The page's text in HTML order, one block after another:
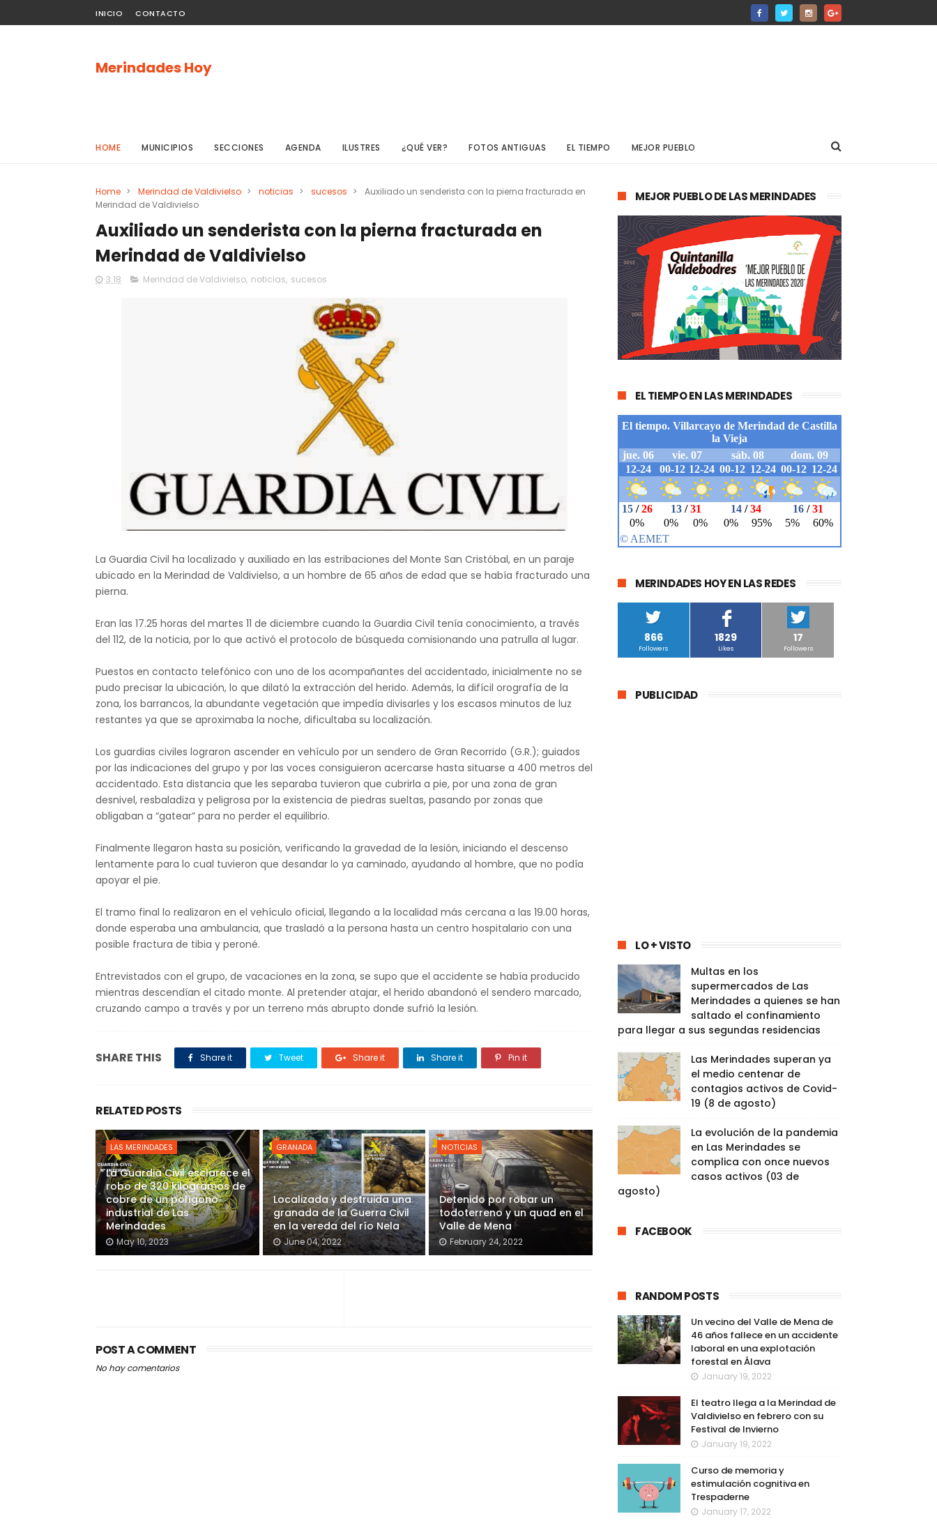
INICIO CONTACTO
Merindades Hoy
HOME MUNICIPIOS SECCIONES AGENDA ILUSTRES ¿QUÉ VER? FOTOS ANTIGUAS EL TIEMPO MEJOR PUEBLO
Home > Merindad de Valdivielso > noticias > sucesos >
Auxiliado un senderista con la pierna fracturada en
Merindad de Valdivielso
Auxiliado un senderista con la pierna fracturada en
Merindad de Valdivielso
3:18 Merindad de Valdivielso, noticias, sucesos
La Guardia Civil ha localizado y auxiliado en las estribaciones del Monte San Cristóbal, en un paraje
ubicado en la Merindad de Valdivielso, a un hombre de 65 años de edad que se había fracturado una
pierna.
Eran las 17.25 horas del martes 11 de diciembre cuando la Guardia Civil tenía conocimiento, a través
del 112, de la noticia, por lo que activó el protocolo de búsqueda comisionando una patrulla al lugar.
Puestos en contacto telefónico con uno de los acompañantes del accidentado, inicialmente no se
pudo precisar la ubicación, lo que dilató la extracción del herido. Además, la difícil orografía de la
zona, los barrancos, la abundante vegetación que impedía divisarles y los escasos minutos de luz
restantes ya que se aproximaba la noche, dificultaba su localización.
Los guardias civiles lograron ascender en vehículo por un sendero de Gran Recorrido (G.R.); guiados
por las indicaciones del grupo y por las voces consiguieron acercarse hasta situarse a 400 metros del
accidentado. Esta distancia que les separaba tuvieron que cubrirla a pie, por una zona de gran
desnivel, resbaladiza y peligrosa por la existencia de piedras sueltas, pasando por zonas que
obligaban a “gatear” para no perder el equilibrio.
Finalmente llegaron hasta su posición, verificando la gravedad de la lesión, iniciando el descenso
lentamente para lo cual tuvieron que desandar lo ya caminado, ayudando al hombre, que no podía
apoyar el pie.
El tramo final lo realizaron en el vehículo oficial, llegando a la localidad más cercana a las 19.00 horas,
donde esperaba una ambulancia, que trasladó a la persona hasta un centro hospitalario con una
posible fractura de tibia y peroné.
Entrevistados con el grupo, de vacaciones en la zona, se supo que el accidente se había producido
mientras descendían el citado monte. Al pretender atajar, el herido abandonó el sendero marcado,
cruzando campo a través y por un terreno más abrupto donde sufrió la lesión.
SHARE THIS Share it Tweet Share it Share it Pin it
RELATED POSTS
LAS MERINDADES
La Guardia Civil esclarece el
robo de 320 kilogramos de
cobre de un polígono
industrial de Las
Merindades
May 10, 2023
GRANADA
Localizada y destruida una
granada de la Guerra Civil
en la vereda del río Nela
June 04, 2022
NOTICIAS
Detenido por robar un
todoterreno y un quad en el
Valle de Mena
February 24, 2022
POST A COMMENT
No hay comentarios
MEJOR PUEBLO DE LAS MERINDADES
EL TIEMPO EN LAS MERINDADES
MERINDADES HOY EN LAS REDES
866
Followers
1829
Likes
17
Followers
PUBLICIDAD
LO + VISTO
Multas en los
supermercados de Las
Merindades a quienes se han
saltado el confinamiento
para llegar a sus segundas residencias
Las Merindades superan ya
el medio centenar de
contagios activos de Covid-
19 (8 de agosto)
La evolución de la pandemia
en Las Merindades se
complica con once nuevos
casos activos (03 de
agosto)
FACEBOOK
RANDOM POSTS
Un vecino del Valle de Mena de
46 años fallece en un accidente
laboral en una explotación
forestal en Álava
January 19, 2022
El teatro llega a la Merindad de
Valdivielso en febrero con su
Festival de Invierno
January 19, 2022
Curso de memoria y
estimulación cognitiva en
Trespaderne
January 17, 2022